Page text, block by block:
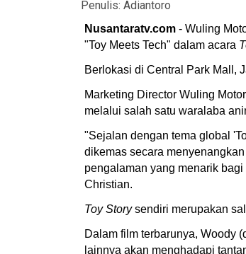
Penulis: Adiantoro
Nusantaratv.com - Wuling
"Toy Meets Tech" dalam acara
Berlokasi di Central Park Mall,
Marketing Director Wuling
melalui salah satu waralaba
"Sejalan dengan tema global
dikemas secara
pengalaman yang menarik
Christian.
Toy Storysendiri merupakan
Dalam film terbarunya, Woody
lainnya akan menghadapi